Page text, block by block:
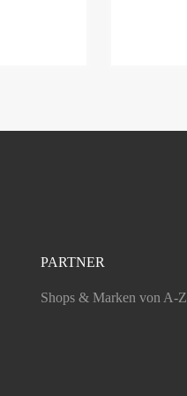
PARTNER
Shops & Marken von A-Z